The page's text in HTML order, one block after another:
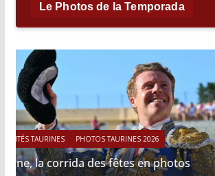
Le Photos de la Temporada
ACTUALITÉS TAURINES PHOTOS
Istres, le retour de Cesar